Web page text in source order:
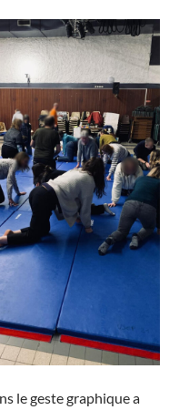
le geste graphique a